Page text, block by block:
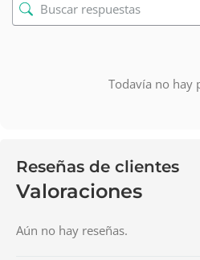
Todavía no hay
Reseñas de clientes
Valoraciones
Aún no hay reseñas.